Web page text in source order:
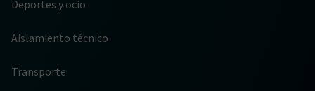
Deportes y ocio
Aislamiento técnico
Transporte